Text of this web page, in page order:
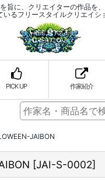
旨に、クリエイターの作品を
いるフリースタイルクリエイシ
PICK UP 作家紹介
JAIBON
[JAI-S-0002]